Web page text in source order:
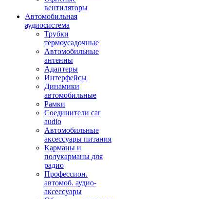
вентиляторы
Автомобильная
аудиосистема
Трубки
термоусадочные
Автомобильные
антенны
Адаптеры
Интерфейсы
Динамики
автомобильные
Рамки
Соединители car
audio
Автомобильные
аксессуары питания
Карманы и
полукарманы для
радио
Профессион.
автомоб. аудио-
аксессуары